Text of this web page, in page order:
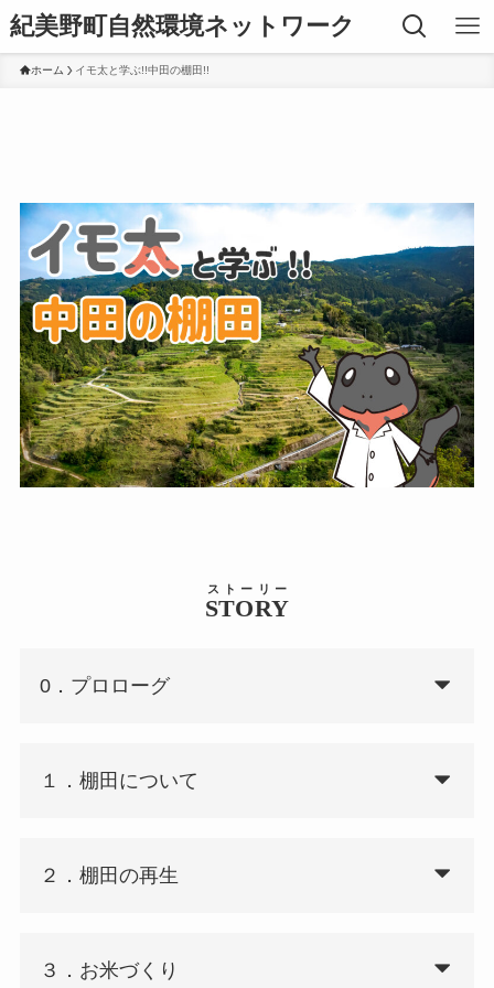
紀美野町自然環境ネットワーク
ホーム イモ太と学ぶ!!中田の棚田!!
STORY
ストーリー
0．プロローグ
１．棚田について
２．棚田の再生
３．お米づくり